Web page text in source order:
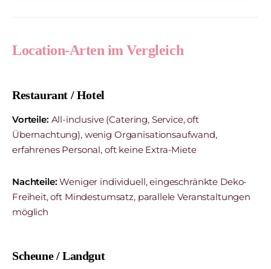
Location-Arten im Vergleich
Restaurant / Hotel
Vorteile: All-inclusive (Catering, Service, oft
Übernachtung), wenig Organisationsaufwand,
erfahrenes Personal, oft keine Extra-Miete
Nachteile: Weniger individuell, eingeschränkte Deko-
Freiheit, oft Mindestumsatz, parallele Veranstaltungen
möglich
Scheune / Landgut